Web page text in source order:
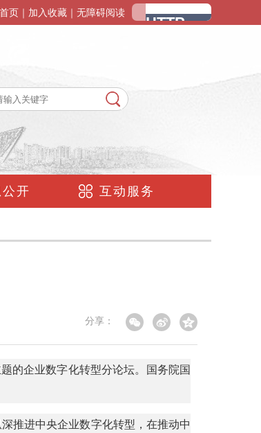
页 加入收藏 无障碍阅读
开 互动服务
分享：
的企业数字化转型分论坛。国务院国
推进中央企业数字化转型，在推动中